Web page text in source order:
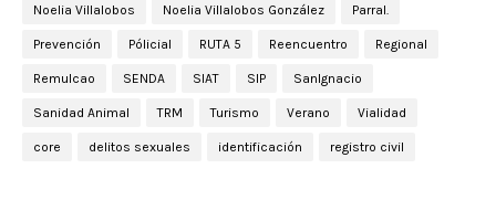
Noelia Villalobos Noelia Villalobos González Parral.
Prevención Pólicial RUTA 5 Reencuentro Regional
Remulcao SENDA SIAT SIP SanIgnacio
Sanidad Animal TRM Turismo Verano Vialidad
core delitos sexuales identificación registro civil